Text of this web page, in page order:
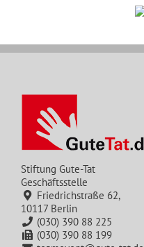
Stiftung Gute-Tat
Geschäftsstelle
Friedrichstraße 62,
10117 Berlin
(030) 390 88 225
(030) 390 88 199